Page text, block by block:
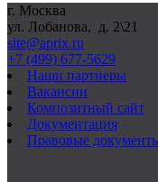
г. Москва
ул. Лобанова, д. 2\21
site@aprix.ru
+7 (499) 677-5629
Наши партнеры
Вакансии
Композитный сайт
Документация
Правовые